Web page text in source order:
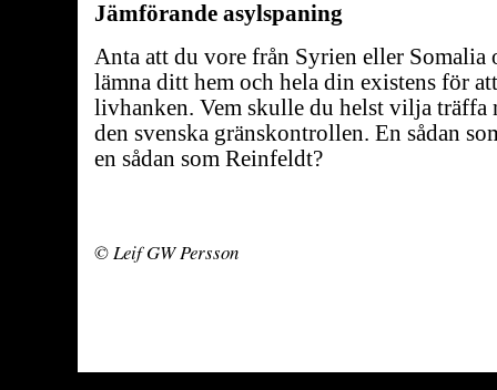
Jämförande asylspaning
Anta att du vore från Syrien eller Somalia
lämna ditt hem och hela din existens för
livhanken. Vem skulle du helst vilja träffa
den svenska gränskontrollen. En sådan
en sådan som Reinfeldt?
© Leif GW Persson